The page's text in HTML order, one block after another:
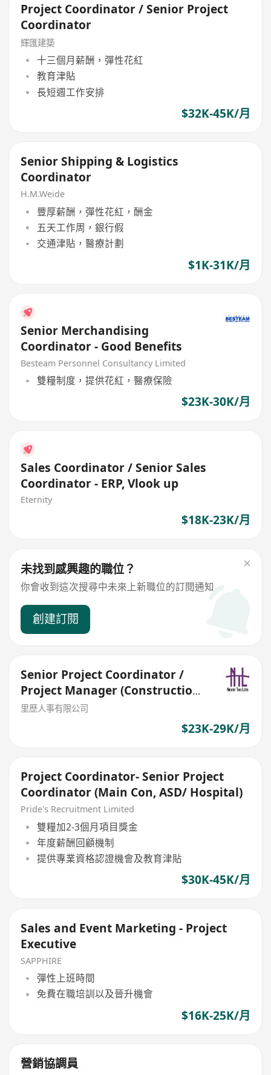
Project Coordinator / Senior Project
Coordinator
輝匯建築
十三個月薪酬，彈性花紅
教育津貼
長短週工作安排
$32K-45K/月
Senior Shipping & Logistics
Coordinator
H.M.Weide
豐厚薪酬，彈性花紅，酬金
五天工作周，銀行假
交通津貼，醫療計劃
$1K-31K/月
Senior Merchandising
Coordinator - Good Benefits
Besteam Personnel Consultancy Limited
雙糧制度，提供花紅，醫療保險
$23K-30K/月
Sales Coordinator / Senior Sales
Coordinator - ERP, Vlook up
Eternity
$18K-23K/月
未找到感興趣的職位？
你會收到這次搜尋中未來上新職位的訂閱通知
創建訂閱
Senior Project Coordinator /
Project Manager (Construction
& Design)
里歷人事有限公司
$23K-29K/月
Project Coordinator- Senior Project
Coordinator (Main Con, ASD/ Hospital)
Pride's Recruitment Limited
雙糧加2-3個月項目獎金
年度薪酬回顧機制
提供專業資格認證機會及教育津貼
$30K-45K/月
Sales and Event Marketing - Project
Executive
SAPPHIRE
彈性上班時間
免費在職培訓以及晉升機會
$16K-25K/月
營銷協調員